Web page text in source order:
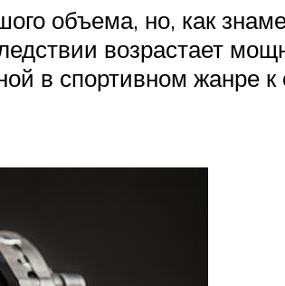
объема, но, как
возрастает
в спортивном жанре